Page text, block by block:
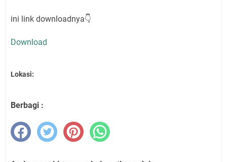
ini link downloadnya👇
Download
Lokasi:
Berbagi :